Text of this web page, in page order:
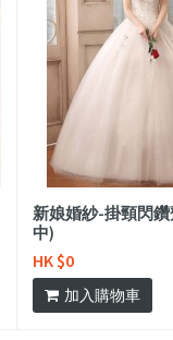
新娘婚紗-掛頸閃
中)
HK $0
加入購物車